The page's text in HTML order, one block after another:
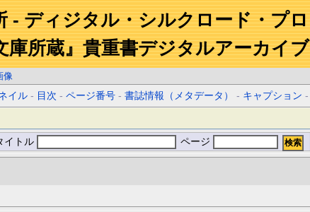
- ディジタル・シルクロード・プ
庫所蔵』貴重書デジタルアーカイブ
像
イル - 目次 -ページ番号 -書誌情報（メタデータ） - キャプション -
イトル ページ